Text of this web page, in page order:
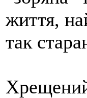
життя,
так